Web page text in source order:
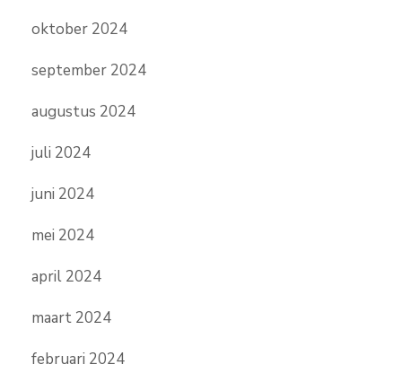
oktober 2024
september 2024
augustus 2024
juli 2024
juni 2024
mei 2024
april 2024
maart 2024
februari 2024